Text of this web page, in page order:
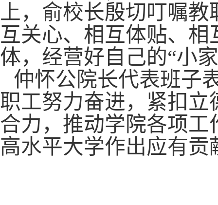
上，俞校长殷切叮嘱
互关心、相互体贴、
体，经营好自己的“小
仲怀公院长代表班子
职工努力奋进，紧扣
合力，推动学院各项
高水平大学作出应有贡